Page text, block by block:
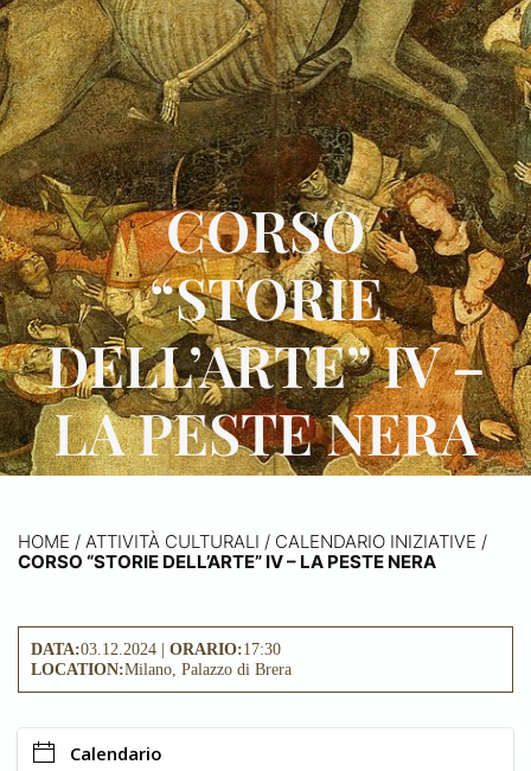
CORSO
“STORIE
DELL’ARTE” IV –
LA PESTE NERA
HOME / ATTIVITÀ CULTURALI / CALENDARIO INIZIATIVE /
CORSO “STORIE DELL’ARTE” IV – LA PESTE NERA
DATA:03.12.2024 | ORARIO:17:30
LOCATION:Milano, Palazzo di Brera
Calendario